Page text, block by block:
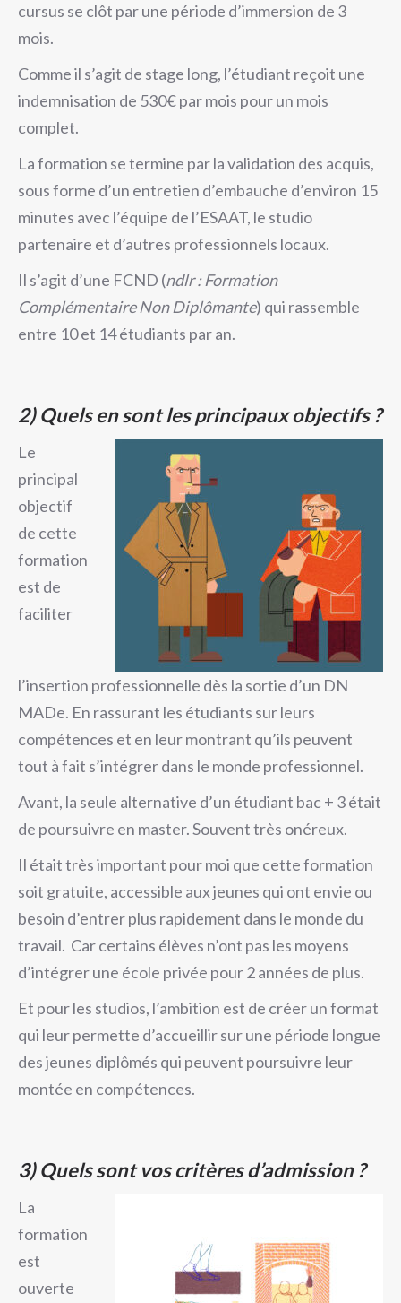
cursus se clôt par une période d’immersion de 3
mois.
Comme il s’agit de stage long, l’étudiant reçoit une
indemnisation de 530€ par mois pour un mois
complet.
La formation se termine par la validation des acquis,
sous forme d’un entretien d’embauche d’environ 15
minutes avec l’équipe de l’ESAAT, le studio
partenaire et d’autres professionnels locaux.
Il s’agit d’une FCND (ndlr : Formation
Complémentaire Non Diplômante) qui rassemble
entre 10 et 14 étudiants par an.
2)Quels en sont les principaux objectifs ?
Le
principal
objectif
de cette
formation
est de
faciliter
l’insertion professionnelle dès la sortie d’un DN
MADe. En rassurant les étudiants sur leurs
compétences et en leur montrant qu’ils peuvent
tout à fait s’intégrer dans le monde professionnel.
Avant, la seule alternative d’un étudiant bac + 3 était
de poursuivre en master. Souvent très onéreux.
Il était très important pour moi que cette formation
soit gratuite, accessible aux jeunes qui ont envie ou
besoin d’entrer plus rapidement dans le monde du
travail. Car certains élèves n’ont pas les moyens
d’intégrer une école privée pour 2 années de plus.
Et pour les studios, l’ambition est de créer un format
qui leur permette d’accueillir sur une période longue
des jeunes diplômés qui peuvent poursuivre leur
montée en compétences.
3)Quels sont vos critères d’admission ?
La
formation
est
ouverte